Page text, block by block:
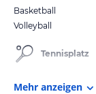
Basketball
Volleyball
Tennisplatz
Mehr anzeigen